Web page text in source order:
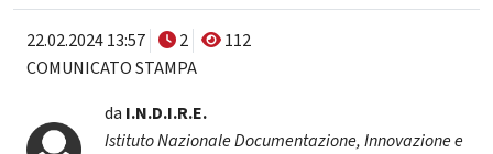
22.02.2024 13:57 2
112
COMUNICATO STAMPA
da I.N.D.I.R.E.
Istituto Nazionale Documentazione, Innovazione e